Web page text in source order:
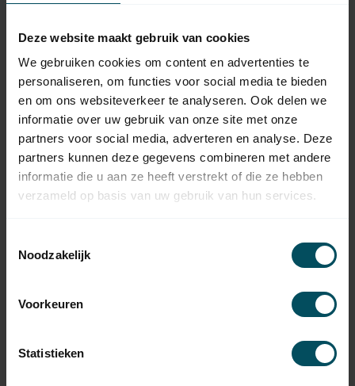
Deze website maakt gebruik van cookies
We gebruiken cookies om content en advertenties te
personaliseren, om functies voor social media te bieden
en om ons websiteverkeer te analyseren. Ook delen we
informatie over uw gebruik van onze site met onze
partners voor social media, adverteren en analyse. Deze
partners kunnen deze gegevens combineren met andere
informatie die u aan ze heeft verstrekt of die ze hebben
verzameld op basis van uw gebruik van hun services.
Noodzakelijk
Voorkeuren
Statistieken
SELVE
Selve Kunststof lagerprop 8
kant 40 tbv SW40
bandschijf
Op voorraad
4,95
SELVE
Selve Kunststof lagerprop 8
kant 50 tbv SW40 bandschijf
Op voorraad
4,95
kant 60 tbv SW40
bandschijf
4,95
Op voorraad